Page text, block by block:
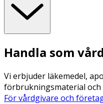
Handla som
Vi erbjuder läkemedel,
förbrukningsmaterial
För vårdgivare och